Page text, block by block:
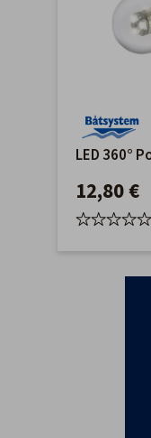
LED 360°
12,80 €